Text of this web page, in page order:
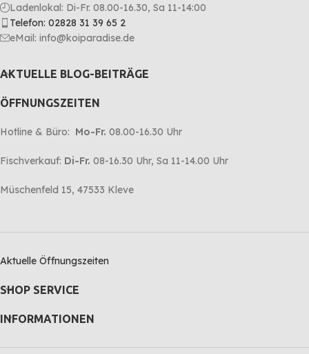
Ladenlokal: Di-Fr. 08.00-16.30, Sa 11-14:00
Telefon: 02828 31 39 65 2
eMail: info@koiparadise.de
AKTUELLE BLOG-BEITRÄGE
ÖFFNUNGSZEITEN
Hotline & Büro: Mo-Fr. 08.00-16.30 Uhr
Fischverkauf: Di-Fr. 08-16.30 Uhr, Sa 11-14.00 Uhr
Müschenfeld 15, 47533 Kleve
Aktuelle Öffnungszeiten
SHOP SERVICE
INFORMATIONEN